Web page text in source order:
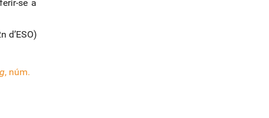
se a
d’ESO)
, núm.